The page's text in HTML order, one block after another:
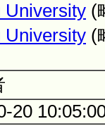
University (
University (
20